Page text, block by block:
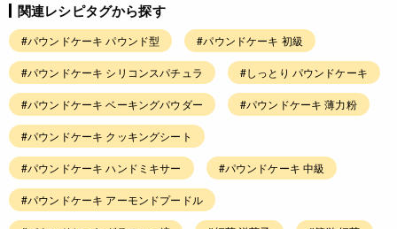
関連レシピタグから探す
#パウンドケーキ パウンド型 #パウンドケーキ 初級
#パウンドケーキ シリコンスパチュラ #しっとり パウンドケーキ
#パウンドケーキ ベーキングパウダー #パウンドケーキ 薄力粉
#パウンドケーキ クッキングシート
#パウンドケーキ ハンドミキサー #パウンドケーキ 中級
#パウンドケーキ アーモンドプードル